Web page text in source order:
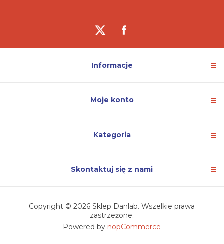
Informacje
Moje konto
Kategoria
Skontaktuj się z nami
Copyright © 2026 Sklep Danlab. Wszelkie prawa
zastrzeżone.
Powered by nopCommerce